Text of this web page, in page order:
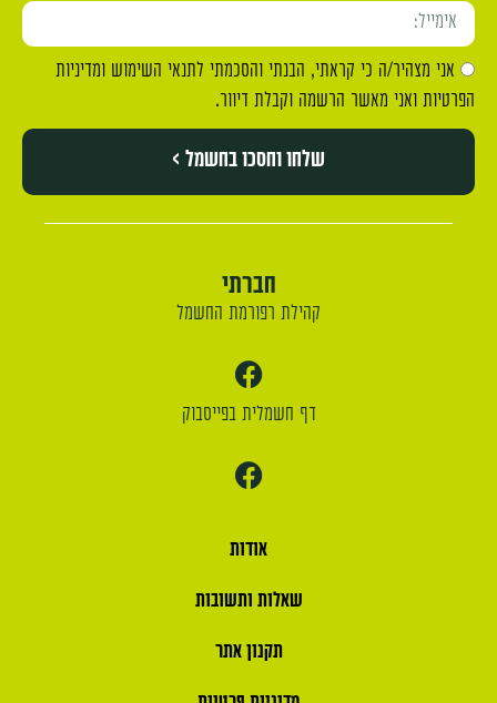
אני מצהיר/ה כי קראתי, הבנתי והסכמתי לתנאי השימוש ומדיניות
הפרטיות ואני מאשר הרשמה וקבלת דיוור.
שלחו וחסכו בחשמל >
חברתי
קהילת רפורמת החשמל
דף חשמלית בפייסבוק
אודות
שאלות ותשובות
תקנון אתר